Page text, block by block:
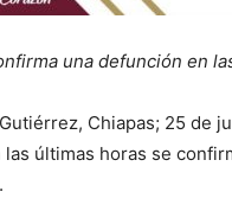
una defunción en
Chiapas; 25 de
las últimas horas se